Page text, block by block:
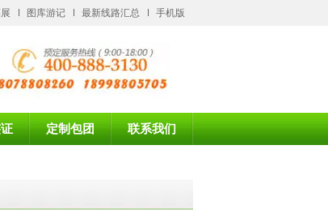
图库游记 最新线路汇总 手机版
定制包团 联系我们